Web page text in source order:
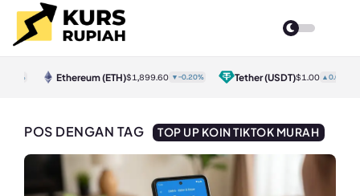
Ethereum(ETH)$1,899.60▼-0.20% Tether(USDT)$1.00▲0.00%
POS DENGAN TAG TOP UP KOIN TIKTOK MURAH